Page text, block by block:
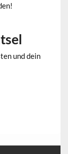
und dein